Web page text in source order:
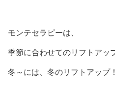
モンテセラピーは、
季節に合わせてのリフトアッ
冬～には、冬のリフトアップ！